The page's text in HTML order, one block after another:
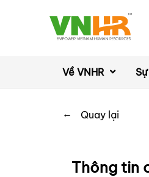
Về VNHR
← Quay lại
Thông tin